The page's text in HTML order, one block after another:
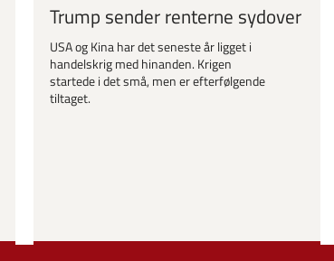
Trump sender renterne sydover
USA og Kina har det seneste år ligget i
handelskrig med hinanden. Krigen
startede i det små, men er efterfølgende
tiltaget.